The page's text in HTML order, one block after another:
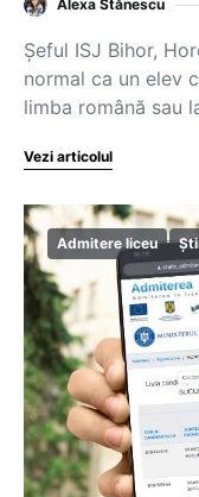
Alexa Stănescu
Șeful ISJ Bihor,
normal ca un elev
limba română sau
Vezi articolul
Admitere liceu